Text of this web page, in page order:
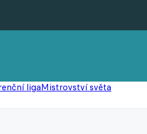
ligaMistrovství světa